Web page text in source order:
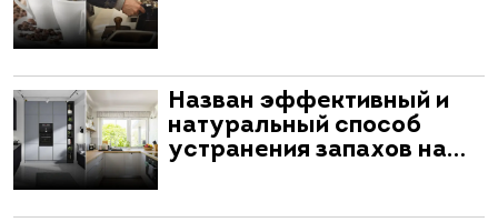
Назван эффективный и
натуральный способ
устранения запахов на…